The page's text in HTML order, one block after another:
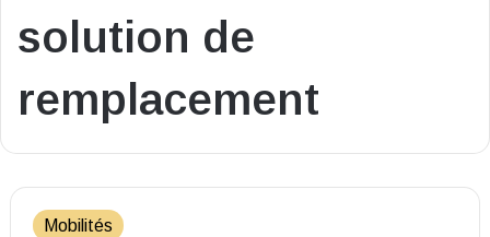
solution de
remplacement
Mobilités